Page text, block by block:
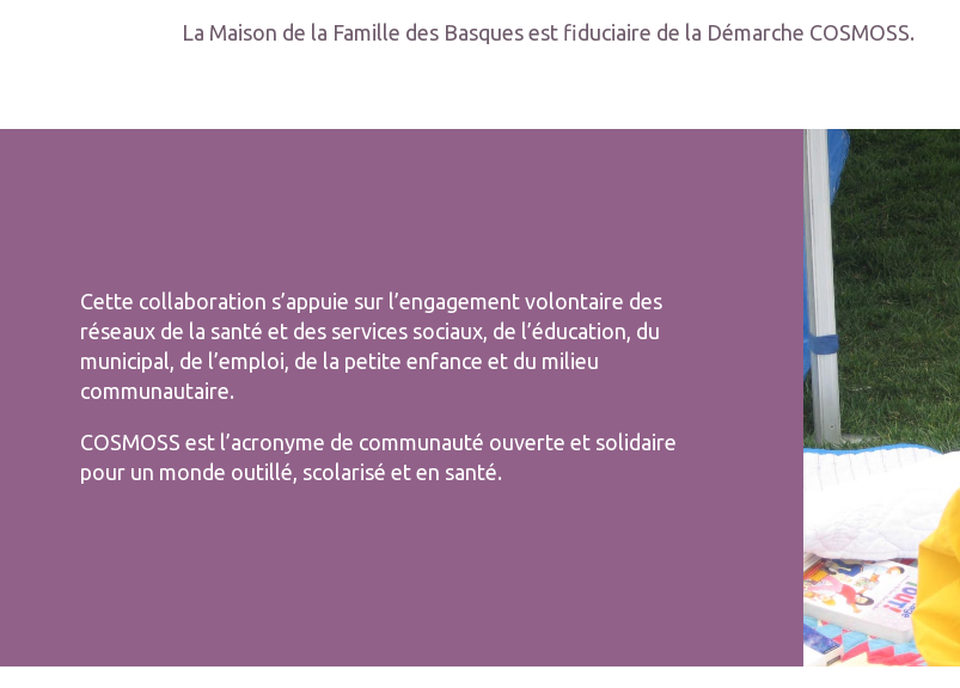
La Maison de la Famille des Basques est fiduciaire de la Démarche COSMOSS.
Cette collaboration s’appuie sur l’engagement volontaire des
réseaux de la santé et des services sociaux, de l’éducation, du
municipal, de l’emploi, de la petite enfance et du milieu
communautaire.
COSMOSS est l’acronyme de communauté ouverte et solidaire
pour un monde outillé, scolarisé et en santé.